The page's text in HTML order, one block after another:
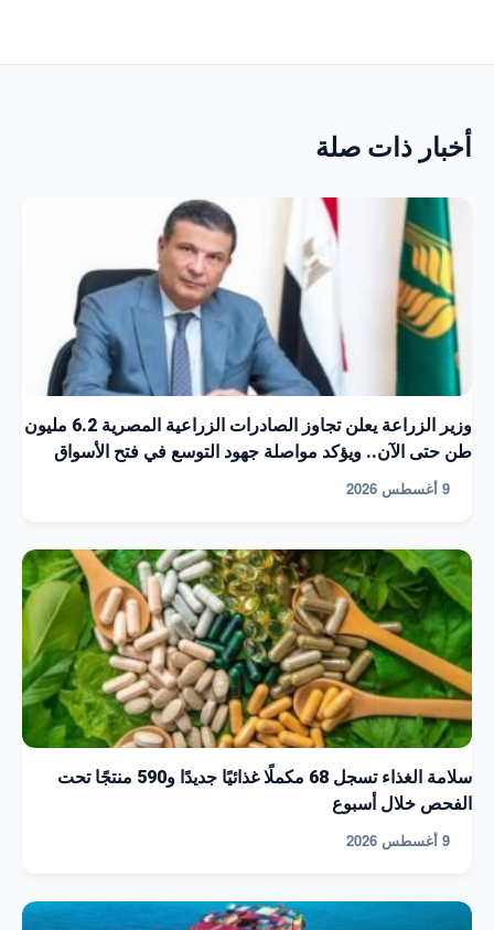
أخبار ذات صلة
وزير الزراعة يعلن تجاوز الصادرات الزراعية المصرية 6.2 مليون
طن حتى الآن.. ويؤكد مواصلة جهود التوسع في فتح الأسواق
9 أغسطس 2026
سلامة الغذاء تسجل 68 مكملًا غذائيًا جديدًا و590 منتجًا تحت
الفحص خلال أسبوع
9 أغسطس 2026